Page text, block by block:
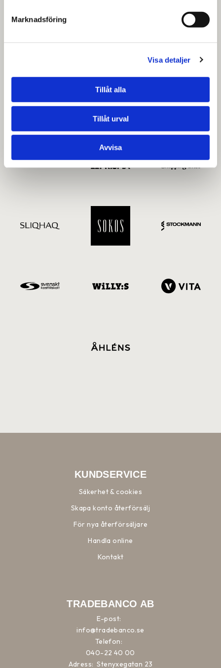
Marknadsföring
Visa detaljer
Tillåt alla
Tillåt urval
Avvisa
TRADEBANCO AB
E-post:
info@tradebanco.se
Telefon:
040-22 40 00
Adress: Stenyxegatan 23
KUNDSERVICE
Säkerhet & cookies
Skapa konto återförsälj
För nya återförsäljare
Handla online
Kontakt